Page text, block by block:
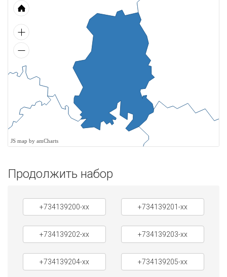
JS map by amCharts
Продолжить набор
+734139200-xx +734139201-xx
+734139202-xx +734139203-xx
+734139204-xx +734139205-xx